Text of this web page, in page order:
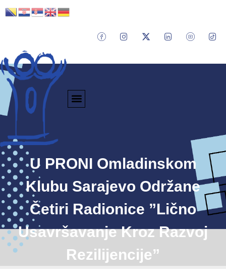
U PRONI Omladinskom
Klubu Sarajevo Održane
Četiri Radionice ”Lično
Usavršavanje Kroz Razvoj
Rezilijencije”